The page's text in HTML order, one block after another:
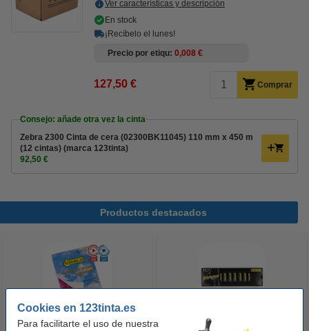
Cookies en 123tinta.es
Para facilitarte el uso de nuestra
Ver características y descripción
En stock
¡Recíbelo el lunes!
Precio por etiqu 0,008 €
127,50 € Comprar
Consejo: añade otra vez la cinta
Zebra 2300 Cinta de cera (02300BK11045) 110 mm x 450 m
(12 cintas) (marca 123tinta)
92,50 €
Productos destacados